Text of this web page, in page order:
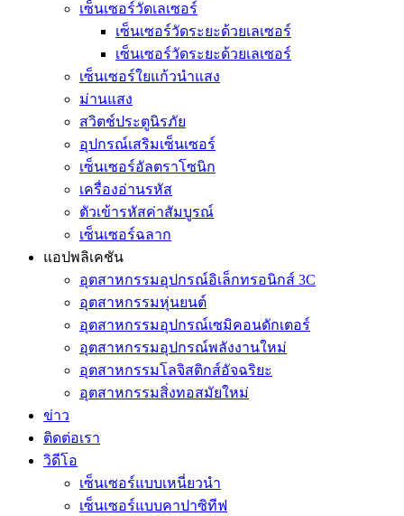
เซ็นเซอร์วัดเลเซอร์
เซ็นเซอร์วัดระยะด้วยเลเซอร์
เซ็นเซอร์วัดระยะด้วยเลเซอร์
เซ็นเซอร์ใยแก้วนำแสง
ม่านแสง
สวิตช์ประตูนิรภัย
อุปกรณ์เสริมเซ็นเซอร์
เซ็นเซอร์อัลตราโซนิก
เครื่องอ่านรหัส
ตัวเข้ารหัสค่าสัมบูรณ์
เซ็นเซอร์ฉลาก
แอปพลิเคชัน
อุตสาหกรรมอุปกรณ์อิเล็กทรอนิกส์ 3C
อุตสาหกรรมหุ่นยนต์
อุตสาหกรรมอุปกรณ์เซมิคอนดักเตอร์
อุตสาหกรรมอุปกรณ์พลังงานใหม่
อุตสาหกรรมโลจิสติกส์อัจฉริยะ
อุตสาหกรรมสิ่งทอสมัยใหม่
ข่าว
ติดต่อเรา
วิดีโอ
เซ็นเซอร์แบบเหนี่ยวนำ
เซ็นเซอร์แบบคาปาซิทีฟ